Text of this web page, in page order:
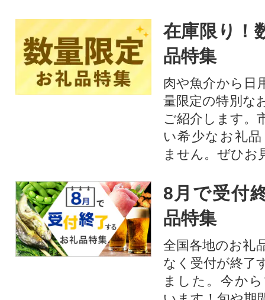
在庫限り！
品特集
肉や魚介から日
量限定の特別な
ご紹介します。
い希少なお礼
ません。ぜひお
8月で受付
品特集
全国各地のお礼
なく受付が終了
ました。今か